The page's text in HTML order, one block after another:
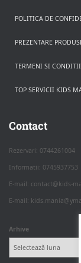
POLITICA DE
PREZENTARE
TERMENI SI
TOP SERVICII KIDS
Contact
Rezervari: 0744261004
Informatii: 0745937753
E-mail: contact@kids-
E-mail:
Arhive
Apasa pe o
PETRECERI
NUNTA